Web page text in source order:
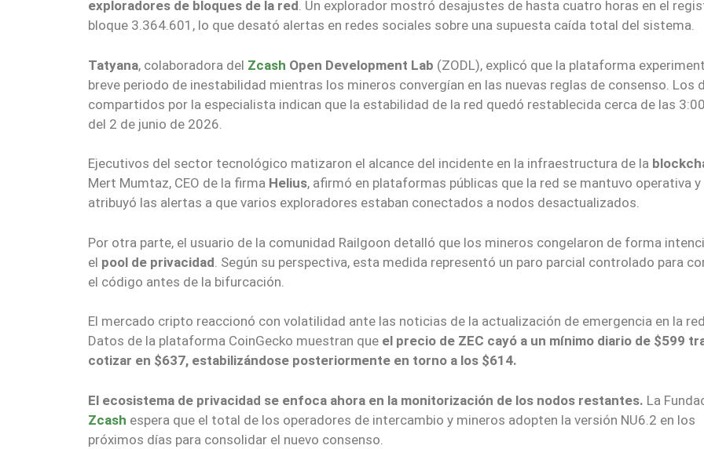
exploradores de bloques de la red. Un explorador mostró desajustes de hasta cuatro horas en el
bloque 3.364.601, lo que desató alertas en redes sociales sobre una supuesta caída total del sistema.
Tatyana, colaboradora del Zcash Open Development Lab (ZODL), explicó que la plataforma
breve periodo de inestabilidad mientras los mineros convergían en las nuevas reglas de consenso. Los
compartidos por la especialista indican que la estabilidad de la red quedó restablecida cerca de las
del 2 de junio de 2026.
Ejecutivos del sector tecnológico matizaron el alcance del incidente en la infraestructura de la
Mert Mumtaz, CEO de la firma Helius, afirmó en plataformas públicas que la red se mantuvo operativa y
atribuyó las alertas a que varios exploradores estaban conectados a nodos desactualizados.
Por otra parte, el usuario de la comunidad Railgoon detalló que los mineros congelaron de forma
el pool de privacidad . Según su perspectiva, esta medida representó un paro parcial controlado para
el código antes de la bifurcación.
El mercado cripto reaccionó con volatilidad ante las noticias de la actualización de emergencia en la
Datos de la plataforma CoinGecko muestran que el precio de ZEC cayó a un mínimo diario de $599
cotizar en $637, estabilizándose posteriormente en torno a los $614.
El ecosistema de privacidad se enfoca ahora en la monitorización de los nodos restantes. La
Zcash espera que el total de los operadores de intercambio y mineros adopten la versión NU6.2 en los
próximos días para consolidar el nuevo consenso.